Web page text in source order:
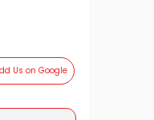
Us on Google